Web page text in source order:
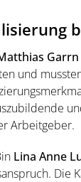
Garrn
und
Arbeitgeber.
Lina Anne
Die